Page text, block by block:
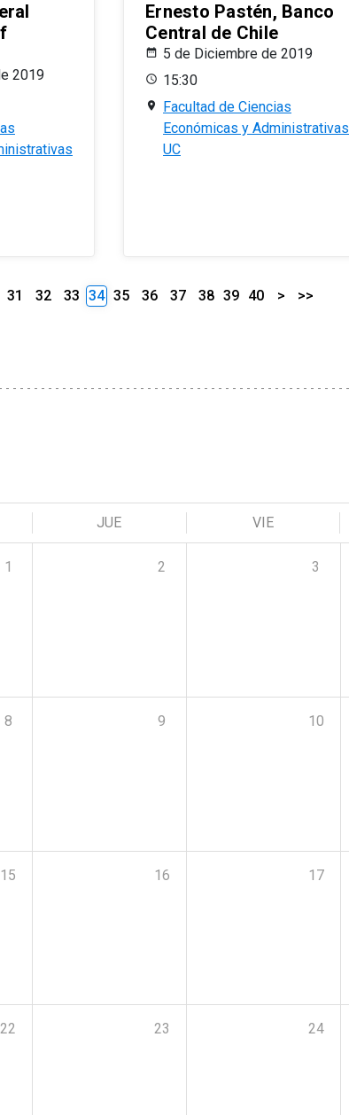
2019
Ernesto Pastén, Banco
Central de Chile
5 de Diciembre de 2019
15:30
Facultad de Ciencias
Económicas y Administrativas
UC
31 32 33 34 35 36 37 38 39 40 > >>
JUE VIE
1 2 3
8 9 10
15 16 17
22 23 24